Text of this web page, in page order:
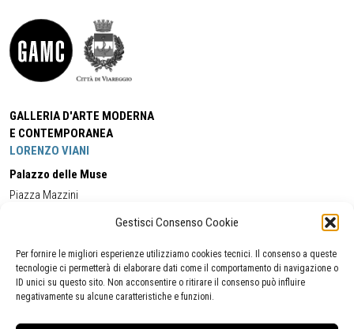
Gestisci Consenso Cookie
Per fornire le migliori esperienze utilizziamo cookies tecnici. Il consenso a queste
tecnologie ci permetterà di elaborare dati come il comportamento di navigazione o
ID unici su questo sito. Non acconsentire o ritirare il consenso può influire
negativamente su alcune caratteristiche e funzioni.
GALLERIA D'ARTE MODERNA
E CONTEMPORANEA
LORENZO VIANI
Palazzo delle Muse
Piazza Mazzini
Cell:+39 338 5714978 (orario apertura Galleria)
Tel:
+39 0584 944580
(orario 09.00/13.00)
Email:gamc@comune.viareggio.lu.it